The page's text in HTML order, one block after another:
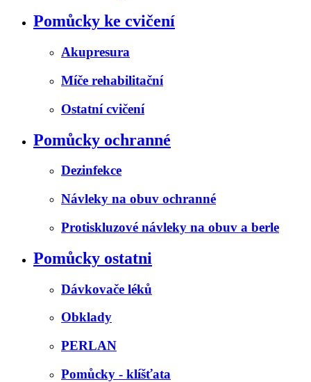
Pomůcky ke cvičení
Akupresura
Míče rehabilitační
Ostatní cvičení
Pomůcky ochranné
Dezinfekce
Návleky na obuv ochranné
Protiskluzové návleky na obuv a berle
Pomůcky ostatni
Dávkovače léků
Obklady
PERLAN
Pomůcky - klíšťata